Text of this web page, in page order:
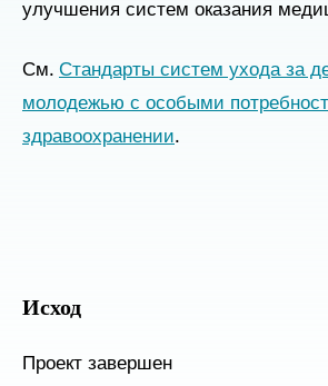
улучшения систем оказания
См. Стандарты систем ухода за
молодежью с особыми
здравоохранении.
Исход
Проект завершен